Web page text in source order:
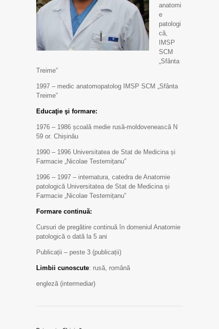
anatomi
e
patologi
că,
IMSP
SCM
„Sfânta
Treime”
1997 – medic anatomopatolog IMSP SCM „Sfânta
Treime”
Educaţie şi formare:
1976 – 1986 școală medie rusă-moldovenească N
59 or. Chișinău
1990 – 1996 Universitatea de Stat de Medicina și
Farmacie „Nicolae Testemițanu”
1996 – 1997 – internatura, catedra de Anatomie
patologică Universitatea de Stat de Medicina și
Farmacie „Nicolae Testemițanu”
Formare continuă:
Cursuri de pregătire continuă în domeniul Anatomie
patologică o dată la 5 ani
Publicații – peste 3 (publicații)
Limbii cunoscute: rusă, română
engleză (intermediar)